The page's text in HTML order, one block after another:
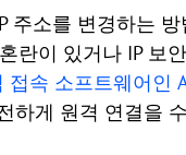
주소를 변경하는
란이 있거나 IP 보
접속 소프트웨어인
하게 원격 연결을